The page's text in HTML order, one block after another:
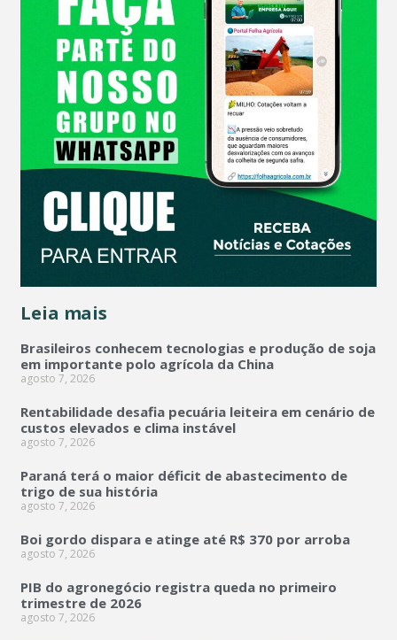
Leia mais
Brasileiros conhecem tecnologias e produção de soja
em importante polo agrícola da China
agosto 7, 2026
Rentabilidade desafia pecuária leiteira em cenário de
custos elevados e clima instável
agosto 7, 2026
Paraná terá o maior déficit de abastecimento de
trigo de sua história
agosto 7, 2026
Boi gordo dispara e atinge até R$ 370 por arroba
agosto 7, 2026
PIB do agronegócio registra queda no primeiro
trimestre de 2026
agosto 7, 2026